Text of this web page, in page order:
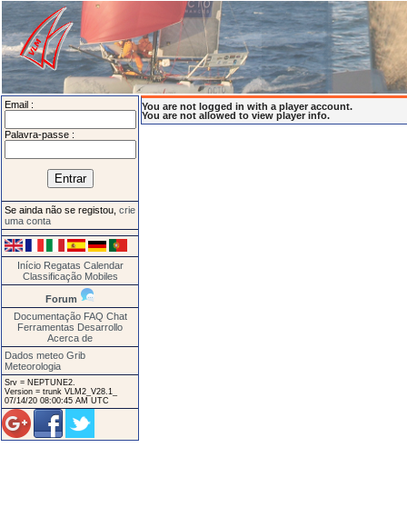
Email :
Palavra-passe :
Se ainda não se registou, crie
uma conta
Início Regatas Calendar
Classificação Mobiles
Forum
Documentação FAQ Chat
Ferramentas Desarrollo
Acerca de
Dados meteo Grib
Meteorologia
Srv = NEPTUNE2.
Version = trunk VLM2_V28.1_
07/14/20 08:00:45 AM UTC
You are not logged in with a player account.
You are not allowed to view player info.